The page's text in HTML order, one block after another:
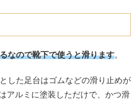
なので靴下で使うと滑ります。
した足台はゴムなどの滑り止めが
アルミに塗装しただけで、かつ滑